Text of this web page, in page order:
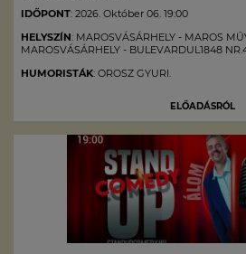
IDŐPONT: 2026. Október 06. 19:00
HELYSZÍN: MAROSVÁSÁRHELY - MAROS
MAROSVÁSÁRHELY - BULEVARDUL1848
HUMORISTÁK: OROSZ GYURI.
ELŐADÁSRÓL